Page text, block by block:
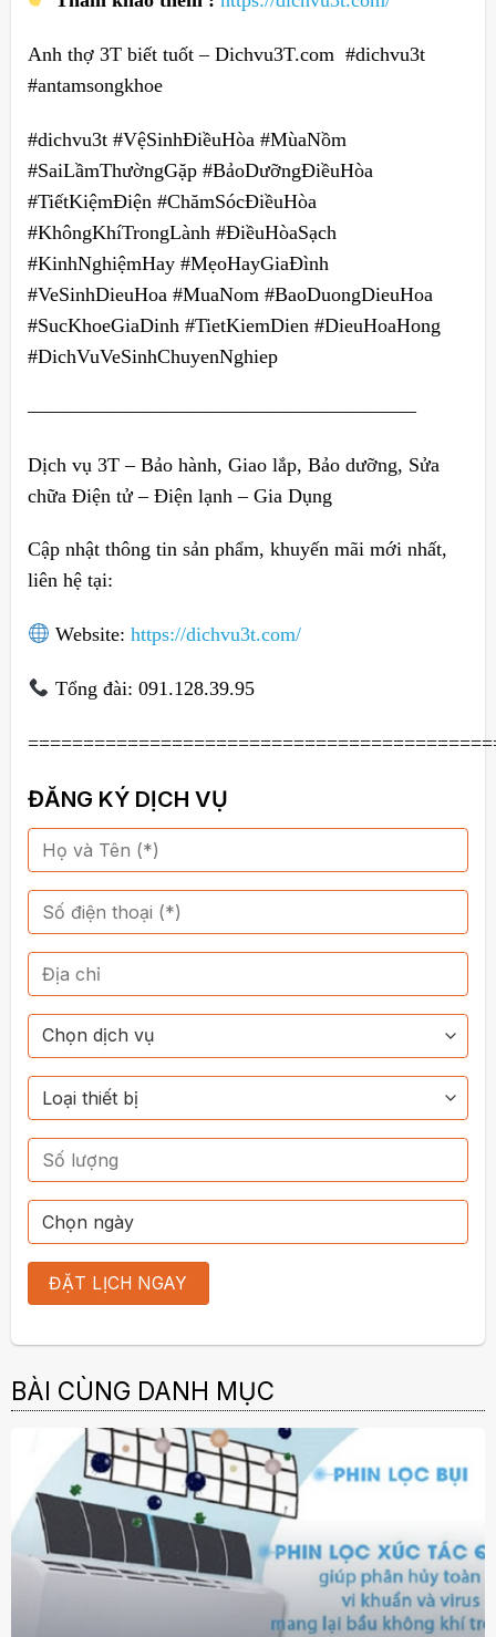
Anh thợ 3T biết tuốt – Dichvu3T.com #dichvu3t
#antamsongkhoe
#dichvu3t #VệSinhĐiềuHòa #MùaNồm
#SaiLầmThườngGặp #BảoDưỡngĐiềuHòa
#TiếtKiệmĐiện #ChămSócĐiềuHòa
#KhôngKhíTrongLành #ĐiềuHòaSạch
#KinhNghiệmHay #MẹoHayGiaĐình
#VeSinhDieuHoa #MuaNom #BaoDuongDieuHoa
#SucKhoeGiaDinh #TietKiemDien #DieuHoaHong
#DichVuVeSinhChuyenNghiep
———————————————————–
Dịch vụ 3T – Bảo hành, Giao lắp, Bảo dưỡng, Sửa
chữa Điện tử – Điện lạnh – Gia Dụng
Cập nhật thông tin sản phẩm, khuyến mãi mới nhất,
liên hệ tại:
Website:https://dichvu3t.com/
Tổng đài: 091.128.39.95
ĐĂNG KÝ DỊCH VỤ
BÀI CÙNG DANH MỤC